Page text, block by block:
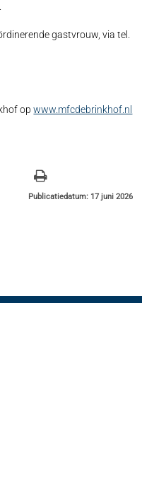
gastvrouw, via tel.
opwww.mfcdebrinkhof.nl
Publicatiedatum: 17 juni 2026